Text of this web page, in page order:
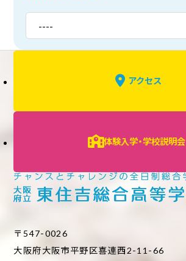
アクセス
体験入学・学校説明会
〒547-0026
大阪府大阪市平野区喜連西2-11-66